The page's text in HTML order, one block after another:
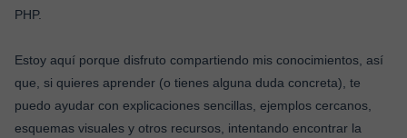
PHP.
Estoy aquí porque disfruto compartiendo mis conocimientos, así
que, si quieres aprender (o tienes alguna duda concreta), te
puedo ayudar con explicaciones sencillas, ejemplos cercanos,
esquemas visuales y otros recursos, intentando encontrar la